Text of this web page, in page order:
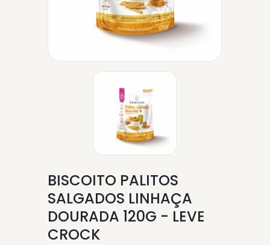
BISCOITO PALITOS
SALGADOS LINHAÇA
DOURADA 120G - LEVE
CROCK